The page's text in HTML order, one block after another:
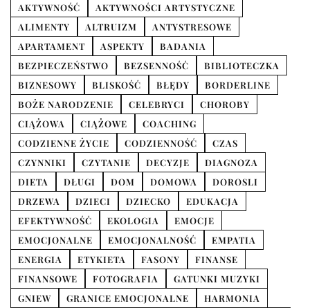
AKTYWNOŚĆ
AKTYWNOŚCI ARTYSTYCZNE
ALIMENTY
ALTRUIZM
ANTYSTRESOWE
APARTAMENT
ASPEKTY
BADANIA
BEZPIECZEŃSTWO
BEZSENNOŚĆ
BIBLIOTECZKA
BIZNESOWY
BLISKOŚĆ BŁĘDY
BORDERLINE
BOŻE NARODZENIE
CELEBRYCI
CHOROBY
CIĄŻOWA
CIĄŻOWE
COACHING
CODZIENNE ŻYCIE
CODZIENNOŚĆ
CZAS
CZYNNIKI
CZYTANIE DECYZJE
DIAGNOZA
DIETA
DŁUGI DOM DOMOWA
DOROSLI
DRZEWA
DZIECI DZIECKO
EDUKACJA
EFEKTYWNOŚĆ
EKOLOGIA
EMOCJE
EMOCJONALNE
EMOCJONALNOŚĆ
EMPATIA
ENERGIA
ETYKIETA FASONY
FINANSE
FINANSOWE
FOTOGRAFIA
GATUNKI MUZYKI
GNIEW
GRANICE EMOCJONALNE
HARMONIA